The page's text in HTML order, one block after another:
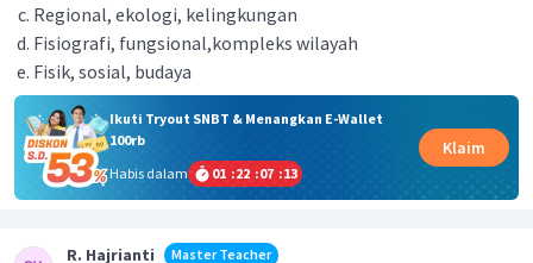
Regional, ekologi, kelingkungan
Fisiografi, fungsional,kompleks wilayah
Fisik, sosial, budaya
Ikuti Tryout SNBT & Menangkan E-Wallet
100rb
Habis dalam
01 :22 :07 :13
Klaim
R. Hajrianti
Master Teacher